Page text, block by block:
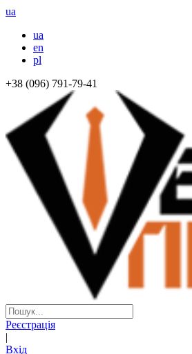
ua
ua
en
pl
+38 (096) 791-79-41
Реєстрація
|
Вхід